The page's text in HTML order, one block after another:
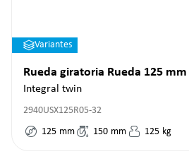
Variantes
Rueda giratoria Rueda 125 mm
Integral twin
2940USX125R05-32
125 mm 150 mm 125 kg